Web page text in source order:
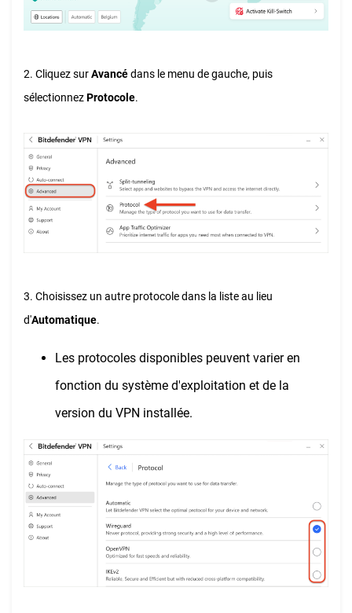
2. Cliquez surAvancédans le menu de gauche, puis
sélectionnezProtocole.
3. Choisissez un autre protocole dans la liste au lieu
d'Automatique.
Les protocoles disponibles peuvent varier en
fonction du système d'exploitation et de la
version du VPN installée.